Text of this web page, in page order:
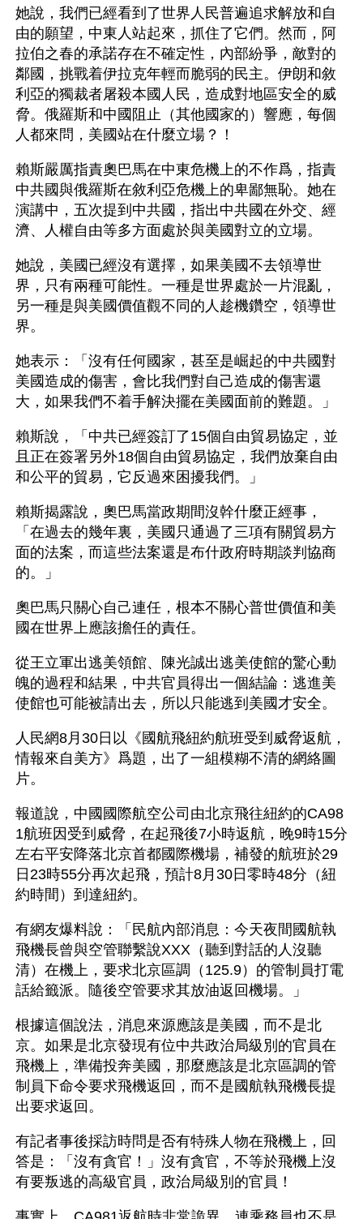
她說，我們已經看到了世界人民普遍追求解放和自
由的願望，中東人站起來，抓住了它們。然而，阿
拉伯之春的承諾存在不確定性，內部紛爭，敵對的
鄰國，挑戰着伊拉克年輕而脆弱的民主。伊朗和敘
利亞的獨裁者屠殺本國人民，造成對地區安全的威
脅。俄羅斯和中國阻止（其他國家的）響應，每個
人都來問，美國站在什麼立場？！
賴斯嚴厲指責奧巴馬在中東危機上的不作爲，指責
中共國與俄羅斯在敘利亞危機上的卑鄙無恥。她在
演講中，五次提到中共國，指出中共國在外交、經
濟、人權自由等多方面處於與美國對立的立場。
她說，美國已經沒有選擇，如果美國不去領導世
界，只有兩種可能性。一種是世界處於一片混亂，
另一種是與美國價值觀不同的人趁機鑽空，領導世
界。
她表示：「沒有任何國家，甚至是崛起的中共國對
美國造成的傷害，會比我們對自己造成的傷害還
大，如果我們不着手解決擺在美國面前的難題。」
賴斯說，「中共已經簽訂了15個自由貿易協定，並
且正在簽署另外18個自由貿易協定，我們放棄自由
和公平的貿易，它反過來困擾我們。」
賴斯揭露說，奧巴馬當政期間沒幹什麼正經事，
「在過去的幾年裏，美國只通過了三項有關貿易方
面的法案，而這些法案還是布什政府時期談判協商
的。」
奧巴馬只關心自己連任，根本不關心普世價值和美
國在世界上應該擔任的責任。
從王立軍出逃美領館、陳光誠出逃美使館的驚心動
魄的過程和結果，中共官員得出一個結論：逃進美
使館也可能被請出去，所以只能逃到美國才安全。
人民網8月30日以《國航飛紐約航班受到威脅返航，
情報來自美方》爲題，出了一組模糊不清的網絡圖
片。
報道說，中國國際航空公司由北京飛往紐約的CA98
1航班因受到威脅，在起飛後7小時返航，晚9時15分
左右平安降落北京首都國際機場，補發的航班於29
日23時55分再次起飛，預計8月30日零時48分（紐
約時間）到達紐約。
有網友爆料說：「民航內部消息：今天夜間國航執
飛機長曾與空管聯繫說XXX（聽到對話的人沒聽
清）在機上，要求北京區調（125.9）的管制員打電
話給籤派。隨後空管要求其放油返回機場。」
根據這個說法，消息來源應該是美國，而不是北
京。如果是北京發現有位中共政治局級別的官員在
飛機上，準備投奔美國，那麼應該是北京區調的管
制員下命令要求飛機返回，而不是國航執飛機長提
出要求返回。
有記者事後採訪時問是否有特殊人物在飛機上，回
答是：「沒有貪官！」沒有貪官，不等於飛機上沒
有要叛逃的高級官員，政治局級別的官員！